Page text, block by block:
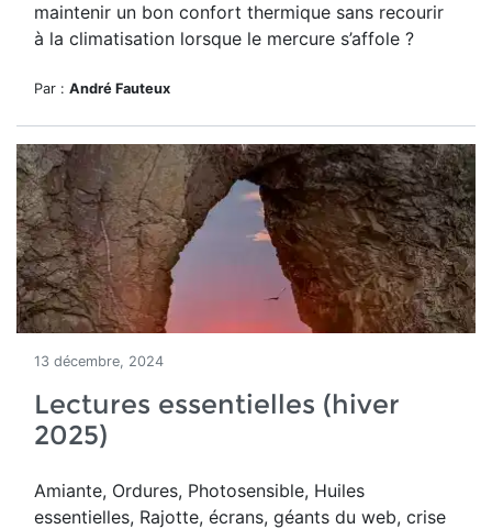
maintenir un bon confort thermique sans recourir
à la climatisation lorsque le mercure s’affole ?
Par : André Fauteux
13 décembre, 2024
Lectures essentielles (hiver
2025)
Amiante, Ordures, Photosensible, Huiles
essentielles, Rajotte, écrans, géants du web, crise